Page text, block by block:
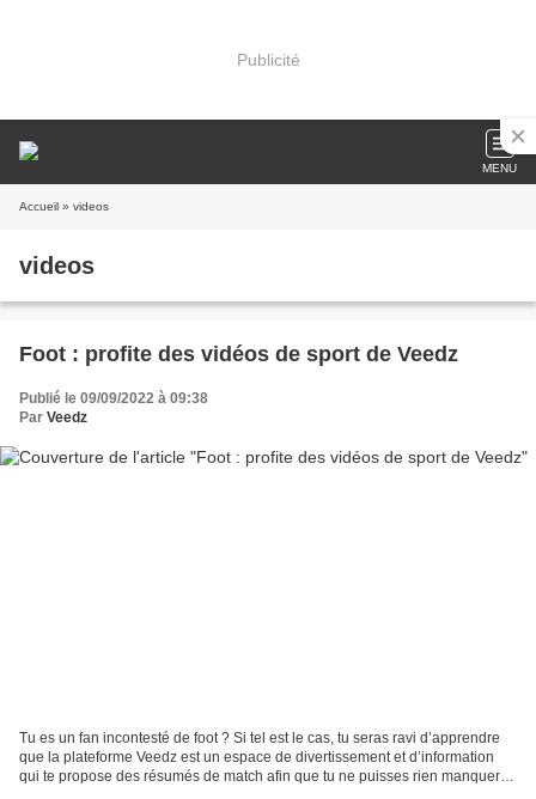
Publicité
MENU
Accueil » videos
videos
Foot : profite des vidéos de sport de Veedz
Publié le 09/09/2022 à 09:38
Par Veedz
Tu es un fan incontesté de foot ? Si tel est le cas, tu seras ravi d’apprendre
que la plateforme Veedz est un espace de divertissement et d’information
qui te propose des résumés de match afin que tu ne puisses rien manquer